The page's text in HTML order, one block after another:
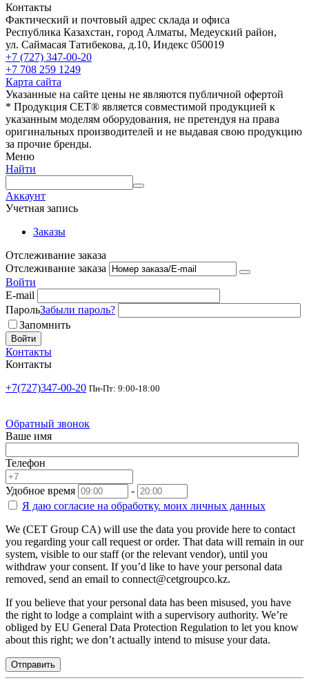
Контакты
Фактический и почтовый адрес склада и офиса
Республика Казахстан, город Алматы, Медеуский район,
ул. Саймасая Татибекова, д.10, Индекс 050019
+7 (727) 347-00-20
+7 708 259 1249
Карта сайта
Указанные на сайте цены не являются публичной офертой
* Продукция СЕТ® является совместимой продукцией к
указанным моделям оборудования, не претендуя на права
оригинальных производителей и не выдавая свою продукцию
за прочие бренды.
Меню
Найти
Аккаунт
Учетная запись
Заказы
Отслеживание заказа
Отслеживание заказа
Войти
E-mail
ПарольЗабыли пароль?
Запомнить
Войти
Контакты
Контакты
+7(727)347-00-20 Пн-Пт: 9:00-18:00
Обратный звонок
Ваше имя
Телефон
Удобное время
-
Я даю согласие на обработку. моих личных данных
We (CET Group CA) will use the data you provide here to contact
you regarding your call request or order. That data will remain in our
system, visible to our staff (or the relevant vendor), until you
withdraw your consent. If you’d like to have your personal data
removed, send an email to connect@cetgroupco.kz.
If you believe that your personal data has been misused, you have
the right to lodge a complaint with a supervisory authority. We’re
obliged by EU General Data Protection Regulation to let you know
about this right; we don’t actually intend to misuse your data.
Отправить